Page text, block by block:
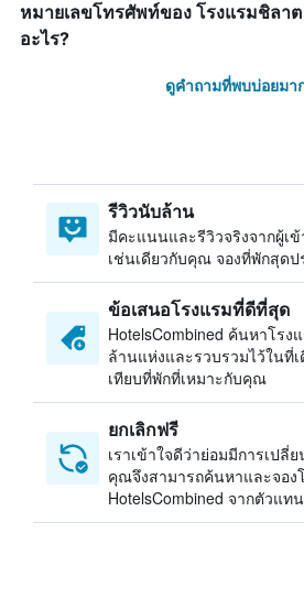
หมายเลขโทรศัพท์ของ โรงแรมชิลา
อะไร?
ดูคำถามที่พบบ่อยมา
รีวิวนับล้าน
มีคะแนนและรีวิวจริงจากผู้เ
เช่นเดียวกับคุณ จองที่พักสุดป
ข้อเสนอโรงแรมที่ดีที่สุด
HotelsCombined ค้นหาโรง
ล้านแห่งและรวบรวมไว้ในที่
เทียบที่พักที่เหมาะกับคุณ
ยกเลิกฟรี
เราเข้าใจดีว่าย่อมมีการเป
คุณจึงสามารถค้นหาและจอง
HotelsCombined จากตัวแ